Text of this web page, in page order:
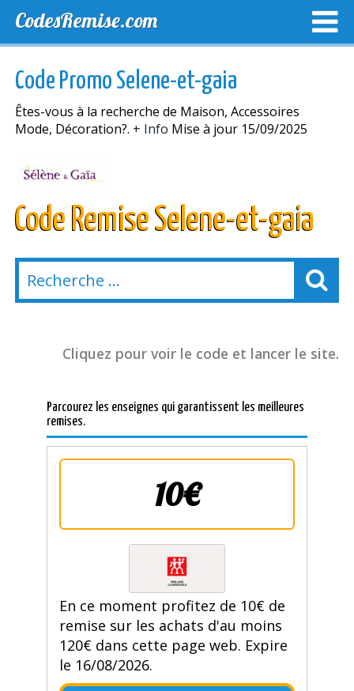
CodesRemise.com
NOUVELLES MAGASINS
Code Promo Selene-et-gaia
Êtes-vous à la recherche de Maison, Accessoires
Mode, Décoration?. + Info Mise à jour 15/09/2025
Code Remise Selene-et-gaia
Cliquez pour voir le code et lancer le site.
Parcourez les enseignes qui garantissent les meilleures
remises.
10€
En ce moment profitez de 10€ de
remise sur les achats d'au moins
120€ dans cette page web. Expire
le 16/08/2026.